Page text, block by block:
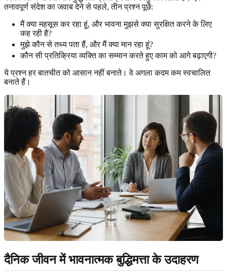
तनावपूर्ण संदेश का जवाब देने से पहले, तीन प्रश्न पूछें:
मैं क्या महसूस कर रहा हूं, और भावना मुझसे क्या सुरक्षित करने के लिए
कह रही है?
मुझे कौन से तथ्य पता हैं, और मैं क्या मान रहा हूं?
कौन सी प्रतिक्रिया व्यक्ति का सम्मान करते हुए काम को आगे बढ़ाएगी?
ये प्रश्न हर बातचीत को आसान नहीं बनाते। वे अगला कदम कम स्वचालित
बनाते हैं।
दैनिक जीवन में भावनात्मक बुद्धिमत्ता के उदाहरण